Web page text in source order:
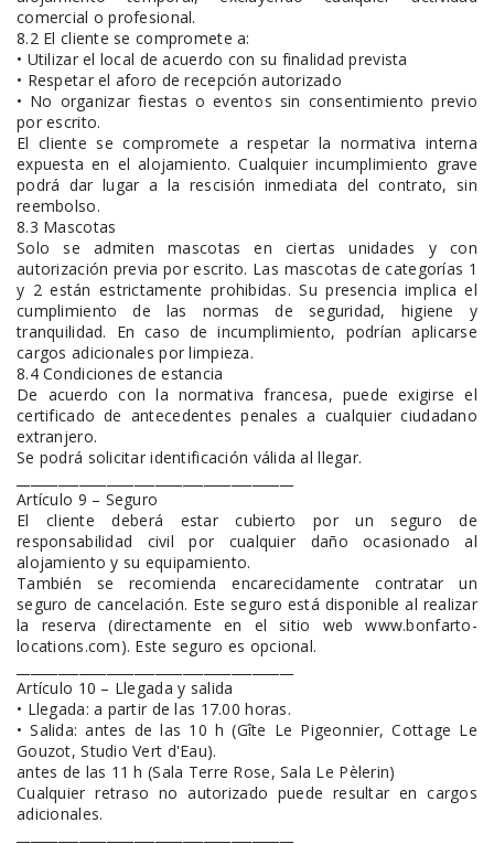
comercial o profesional.
8.2 El cliente se compromete a:
• Utilizar el local de acuerdo con su finalidad prevista
• Respetar el aforo de recepción autorizado
• No organizar fiestas o eventos sin consentimiento previo
por escrito.
El cliente se compromete a respetar la normativa interna
expuesta en el alojamiento. Cualquier incumplimiento grave
podrá dar lugar a la rescisión inmediata del contrato, sin
reembolso.
8.3 Mascotas
Solo se admiten mascotas en ciertas unidades y con
autorización previa por escrito. Las mascotas de categorías 1
y 2 están estrictamente prohibidas. Su presencia implica el
cumplimiento de las normas de seguridad, higiene y
tranquilidad. En caso de incumplimiento, podrían aplicarse
cargos adicionales por limpieza.
8.4 Condiciones de estancia
De acuerdo con la normativa francesa, puede exigirse el
certificado de antecedentes penales a cualquier ciudadano
extranjero.
Se podrá solicitar identificación válida al llegar.
Artículo 9 – Seguro
El cliente deberá estar cubierto por un seguro de
responsabilidad civil por cualquier daño ocasionado al
alojamiento y su equipamiento.
También se recomienda encarecidamente contratar un
seguro de cancelación. Este seguro está disponible al realizar
la reserva (directamente en el sitio web www.bonfarto-
locations.com). Este seguro es opcional.
Artículo 10 – Llegada y salida
• Llegada: a partir de las 17.00 horas.
• Salida: antes de las 10 h (Gîte Le Pigeonnier, Cottage Le
Gouzot, Studio Vert d'Eau).
antes de las 11 h (Sala Terre Rose, Sala Le Pèlerin)
Cualquier retraso no autorizado puede resultar en cargos
adicionales.